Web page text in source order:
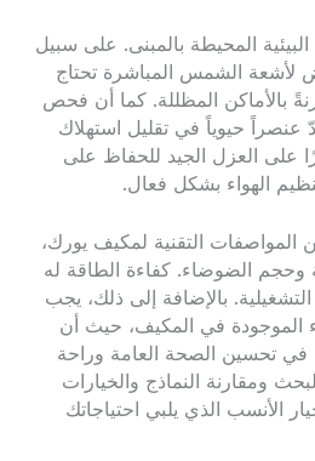
البيئية المحيطة بالمبنى. على سبيل
لأشعة الشمس المباشرة تحتاج
بالأماكن المظللة. كما أن فحص
عنصراً حيوياً في تقليل استهلاك
على العزل الجيد للحفاظ على
الهواء بشكل فعال.
المواصفات التقنية لمكيف يورك،
الضوضاء. كفاءة الطاقة له
بالإضافة إلى ذلك، يجب
الموجودة في المكيف، حيث أن
في تحسين الصحة العامة وراحة
ومقارنة النماذج والخيارات
الأنسب الذي يلبي احتياجاتك